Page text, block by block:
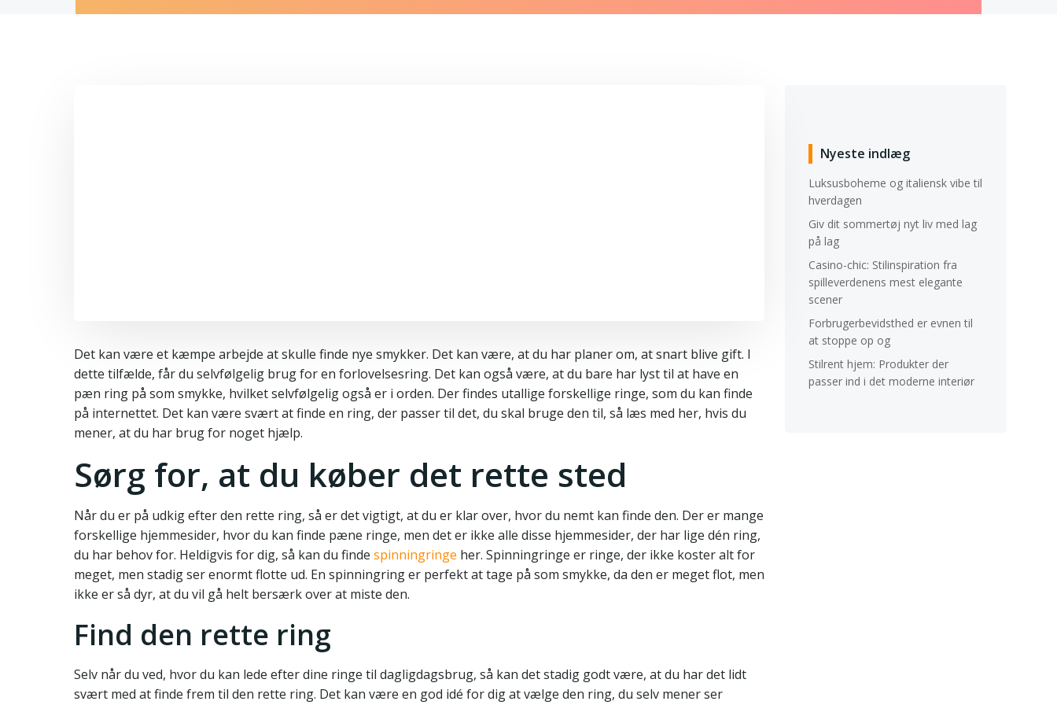
Det kan være et kæmpe arbejde at skulle finde nye smykker. Det kan være, at du har planer om, at snart blive gift. I
dette tilfælde, får du selvfølgelig brug for en forlovelsesring. Det kan også være, at du bare har lyst til at have en
pæn ring på som smykke, hvilket selvfølgelig også er i orden. Der findes utallige forskellige ringe, som du kan finde
på internettet. Det kan være svært at finde en ring, der passer til det, du skal bruge den til, så læs med her, hvis du
mener, at du har brug for noget hjælp.
Sørg for, at du køber det rette sted
Når du er på udkig efter den rette ring, så er det vigtigt, at du er klar over, hvor du nemt kan finde den. Der er mange
forskellige hjemmesider, hvor du kan finde pæne ringe, men det er ikke alle disse hjemmesider, der har lige dén ring,
du har behov for. Heldigvis for dig, så kan du finde spinningringe her. Spinningringe er ringe, der ikke koster alt for
meget, men stadig ser enormt flotte ud. En spinningring er perfekt at tage på som smykke, da den er meget flot, men
ikke er så dyr, at du vil gå helt bersærk over at miste den.
Find den rette ring
Selv når du ved, hvor du kan lede efter dine ringe til dagligdagsbrug, så kan det stadig godt være, at du har det lidt
svært med at finde frem til den rette ring. Det kan være en god idé for dig at vælge den ring, du selv mener ser
Nyeste indlæg
Luksusboheme og italiensk vibe til
hverdagen
Giv dit sommertøj nyt liv med lag
på lag
Casino-chic: Stilinspiration fra
spilleverdenens mest elegante
scener
Forbrugerbevidsthed er evnen til
at stoppe op og
Stilrent hjem: Produkter der
passer ind i det moderne interiør